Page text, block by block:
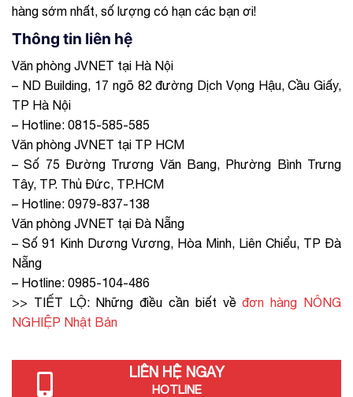
hàng sớm nhất, số lượng có hạn các bạn ơi!
Thông tin liên hệ
Văn phòng JVNET tại Hà Nội
– ND Building, 17 ngõ 82 đường Dịch Vọng Hậu, Cầu Giấy,
TP Hà Nội
– Hotline: 0815-585-585
Văn phòng JVNET tại TP HCM
– Số 75 Đường Trương Văn Bang, Phường Bình Trưng
Tây, TP. Thủ Đức, TP.HCM
– Hotline: 0979-837-138
Văn phòng JVNET tại Đà Nẵng
– Số 91 Kinh Dương Vương, Hòa Minh, Liên Chiểu, TP Đà
Nẵng
– Hotline: 0985-104-486
>> TIẾT LỘ: Những điều cần biết vềđơn hàng NÔNG
NGHIỆP Nhật Bản
LIÊN HỆ NGAY
HOTLINE